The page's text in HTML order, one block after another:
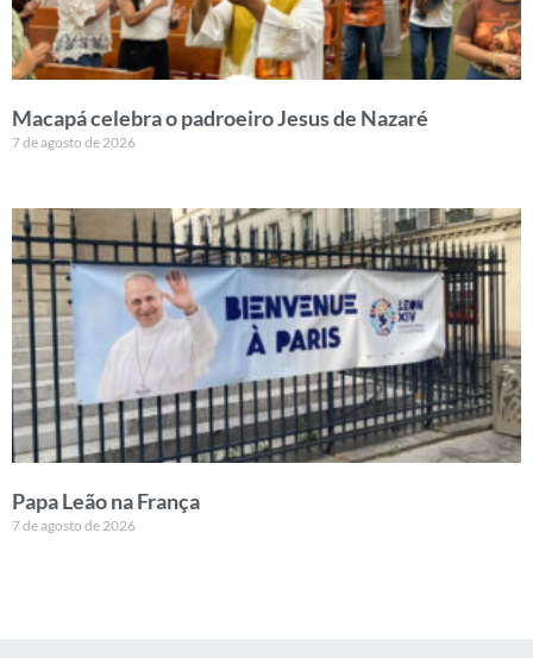
Macapá celebra o padroeiro Jesus de Nazaré
7 de agosto de 2026
Papa Leão na França
7 de agosto de 2026